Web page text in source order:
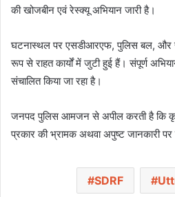
की खोजबीन एवं रेस्क्यू अभियान जारी है।
घटनास्थल पर एसडीआरएफ, पुलिस बल, और
रूप से राहत कार्यों में जुटी हुई हैं। संपूर्ण
संचालित किया जा रहा है।
जनपद पुलिस आमजन से अपील करती है कि
प्रकार की भ्रामक अथवा अपुष्ट जानकारी पर
SDRF